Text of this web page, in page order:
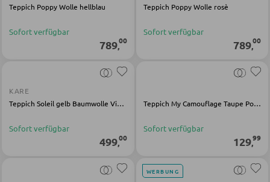
Nachttische
Boxspringbetten
Doppelbetten
Einzelbetten
Komplette Schlafzimmer
MATRATZEN SHOP
Teppich Poppy Wolle hellblau
Sofort verfügbar
789,00
Teppich Poppy Wolle rosè
Sofort verfügbar
789,00
KARE
Teppich Soleil gelb Baumwolle Viskose
Sofort verfügbar
499,00
Teppich My Camouflage Taupe Polyester
Sofort verfügbar
129,99
WERBUNG